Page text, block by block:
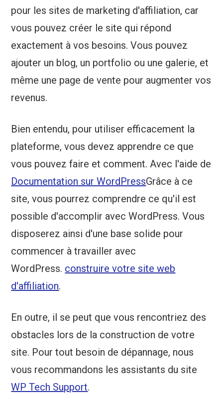
pour les sites de marketing d'affiliation, car
vous pouvez créer le site qui répond
exactement à vos besoins. Vous pouvez
ajouter un blog, un portfolio ou une galerie, et
même une page de vente pour augmenter vos
revenus.
Bien entendu, pour utiliser efficacement la
plateforme, vous devez apprendre ce que
vous pouvez faire et comment. Avec l'aide de
Documentation sur WordPressGrâce à ce
site, vous pourrez comprendre ce qu'il est
possible d'accomplir avec WordPress. Vous
disposerez ainsi d'une base solide pour
commencer à travailler avec
WordPress. construire votre site web
d'affiliation.
En outre, il se peut que vous rencontriez des
obstacles lors de la construction de votre
site. Pour tout besoin de dépannage, nous
vous recommandons les assistants du site
WP Tech Support.